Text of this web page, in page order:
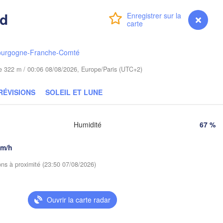
Premium myVentusky Prévisions
Franche-Comté
322 m / 00:06 08/08/2026, Europe/Paris (UTC+2)
SOLEIL ET LUNE
h
Humidité 67 %
à proximité (23:50 07/08/2026)
Ouvrir la carte radar
Kraków Rzeszów
Bydgoszcz
Košice
Гродна
(Hrodna)